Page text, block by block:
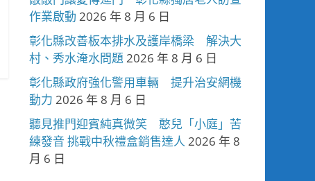
作業啟動 2026 年 8 月 6 日
彰化縣改善板本排水及護岸橋梁 解決大
村、秀水淹水問題 2026 年 8 月 6 日
彰化縣政府強化警用車輛 提升治安網機
動力 2026 年 8 月 6 日
聽見推門迎賓純真微笑 憨兒「小庭」苦
練發音 挑戰中秋禮盒銷售達人 2026 年 8
月 6 日